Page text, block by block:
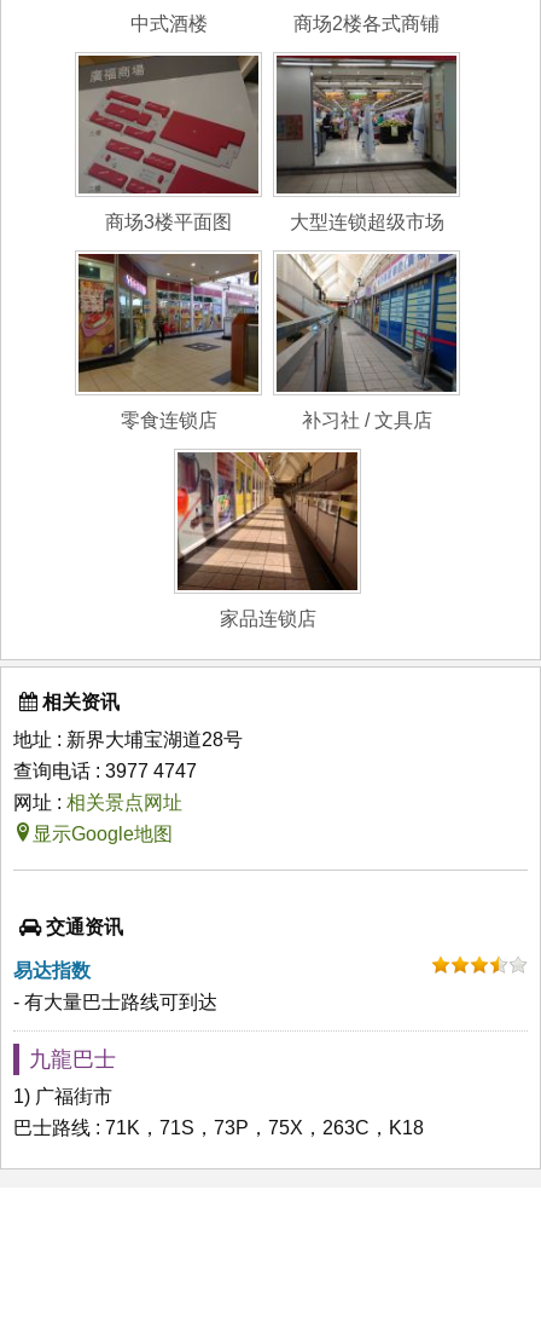
中式酒楼 商场2楼各式商铺
商场3楼平面图 大型连锁超级市场
零食连锁店 补习社 / 文具店
家品连锁店
相关资讯
地址 : 新界大埔宝湖道28号
查询电话 : 3977 4747
网址 : 相关景点网址
显示Google地图
交通资讯
易达指数
- 有大量巴士路线可到达
九龍巴士
1) 广福街市
巴士路线 : 71K，71S，73P，75X，263C，K18